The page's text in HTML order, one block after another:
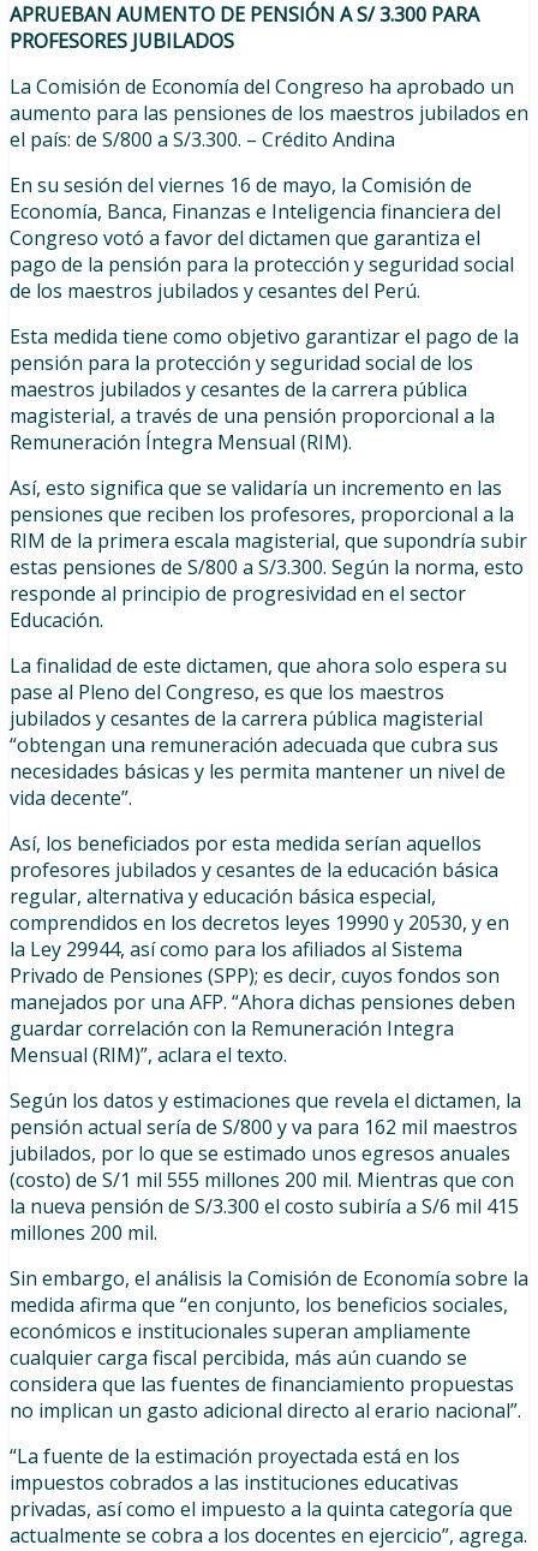
APRUEBAN AUMENTO DE PENSIÓN A S/ 3.300 PARA
PROFESORES JUBILADOS
La Comisión de Economía del Congreso ha aprobado un
aumento para las pensiones de los maestros jubilados en
el país: de S/800 a S/3.300. – Crédito Andina
En su sesión del viernes 16 de mayo, la Comisión de
Economía, Banca, Finanzas e Inteligencia financiera del
Congreso votó a favor del dictamen que garantiza el
pago de la pensión para la protección y seguridad social
de los maestros jubilados y cesantes del Perú.
Esta medida tiene como objetivo garantizar el pago de la
pensión para la protección y seguridad social de los
maestros jubilados y cesantes de la carrera pública
magisterial, a través de una pensión proporcional a la
Remuneración Íntegra Mensual (RIM).
Así, esto significa que se validaría un incremento en las
pensiones que reciben los profesores, proporcional a la
RIM de la primera escala magisterial, que supondría subir
estas pensiones de S/800 a S/3.300. Según la norma, esto
responde al principio de progresividad en el sector
Educación.
La finalidad de este dictamen, que ahora solo espera su
pase al Pleno del Congreso, es que los maestros
jubilados y cesantes de la carrera pública magisterial
“obtengan una remuneración adecuada que cubra sus
necesidades básicas y les permita mantener un nivel de
vida decente”.
Así, los beneficiados por esta medida serían aquellos
profesores jubilados y cesantes de la educación básica
regular, alternativa y educación básica especial,
comprendidos en los decretos leyes 19990 y 20530, y en
la Ley 29944, así como para los afiliados al Sistema
Privado de Pensiones (SPP); es decir, cuyos fondos son
manejados por una AFP. “Ahora dichas pensiones deben
guardar correlación con la Remuneración Integra
Mensual (RIM)”, aclara el texto.
Según los datos y estimaciones que revela el dictamen, la
pensión actual sería de S/800 y va para 162 mil maestros
jubilados, por lo que se estimado unos egresos anuales
(costo) de S/1 mil 555 millones 200 mil. Mientras que con
la nueva pensión de S/3.300 el costo subiría a S/6 mil 415
millones 200 mil.
Sin embargo, el análisis la Comisión de Economía sobre la
medida afirma que “en conjunto, los beneficios sociales,
económicos e institucionales superan ampliamente
cualquier carga fiscal percibida, más aún cuando se
considera que las fuentes de financiamiento propuestas
no implican un gasto adicional directo al erario nacional”.
“La fuente de la estimación proyectada está en los
impuestos cobrados a las instituciones educativas
privadas, así como el impuesto a la quinta categoría que
actualmente se cobra a los docentes en ejercicio”, agrega.